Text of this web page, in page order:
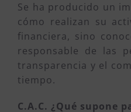
Se ha producido un
cómo realizan su
financiera, sino
responsable de las
transparencia y el
tiempo.
C.A.C. ¿Qué supone